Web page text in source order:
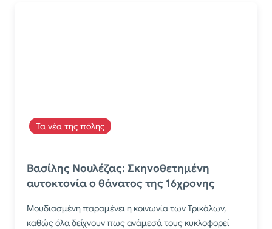
Τα νέα της πόλης
Βασίλης Νουλέζας: Σκηνοθετημένη
αυτοκτονία ο θάνατος της 16χρονης
Μουδιασμένη παραμένει η κοινωνία των Τρικάλων,
καθώς όλα δείχνουν πως ανάμεσά τους κυκλοφορεί